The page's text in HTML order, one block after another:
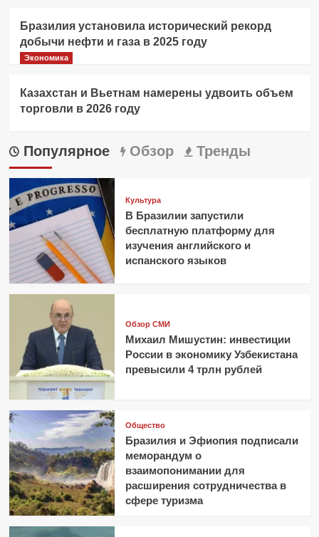
Бразилия установила исторический рекорд
добычи нефти и газа в 2025 году
Экономика
Казахстан и Вьетнам намерены удвоить объем
торговли в 2026 году
Популярное Обзор Тренды
Культура
В Бразилии запустили
бесплатную платформу для
изучения английского и
испанского языков
Обзор СМИ
Михаил Мишустин: инвестиции
России в экономику Узбекистана
превысили 4 трлн рублей
Общество
Бразилия и Эфиопия подписали
меморандум о
взаимопонимании для
расширения сотрудничества в
сфере туризма